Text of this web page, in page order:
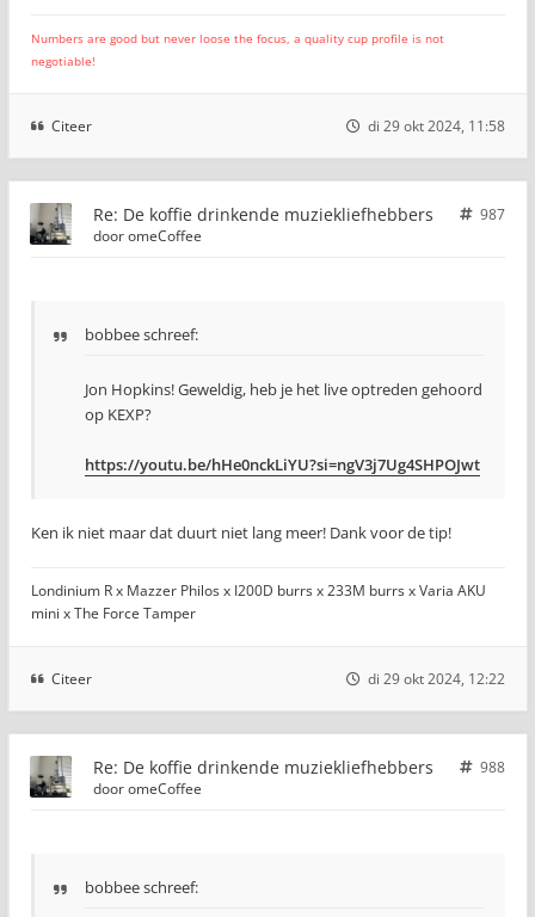
Numbers are good but never loose the focus, a quality cup profile is not
negotiable!
Citeer di 29 okt 2024, 11:58
Re: De koffie drinkende muziekliefhebbers
987
dooromeCoffee
bobbee schreef:
Jon Hopkins! Geweldig, heb je het live optreden gehoord
op KEXP?
https://youtu.be/hHe0nckLiYU?si=ngV3j7Ug4SHPOJwt
Ken ik niet maar dat duurt niet lang meer! Dank voor de tip!
Londinium R x Mazzer Philos x I200D burrs x 233M burrs x Varia AKU
mini x The Force Tamper
Citeer di 29 okt 2024, 12:22
Re: De koffie drinkende muziekliefhebbers
988
dooromeCoffee
bobbee schreef: